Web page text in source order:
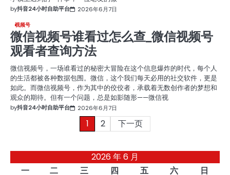
by抖音24小时自助平台 2026年6月7日
视频号
微信视频号谁看过怎么查_微信视频号
观看者查询方法
微信视频号，一场谁看过的秘密大冒险在这个信息爆炸的时代，每个人
的生活都被各种数据包围。微信，这个我们每天必用的社交软件，更是
如此。而微信视频号，作为其中的佼佼者，承载着无数创作者的梦想和
观众的期待。但有一个问题，总是如影随形——微信视
by抖音24小时自助平台 2026年6月7日
分
1 2 下一页
2026 年 6 月
一
二 三 四 五 六 日